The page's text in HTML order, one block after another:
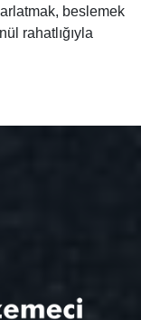
beslemek
rahatlığıyla